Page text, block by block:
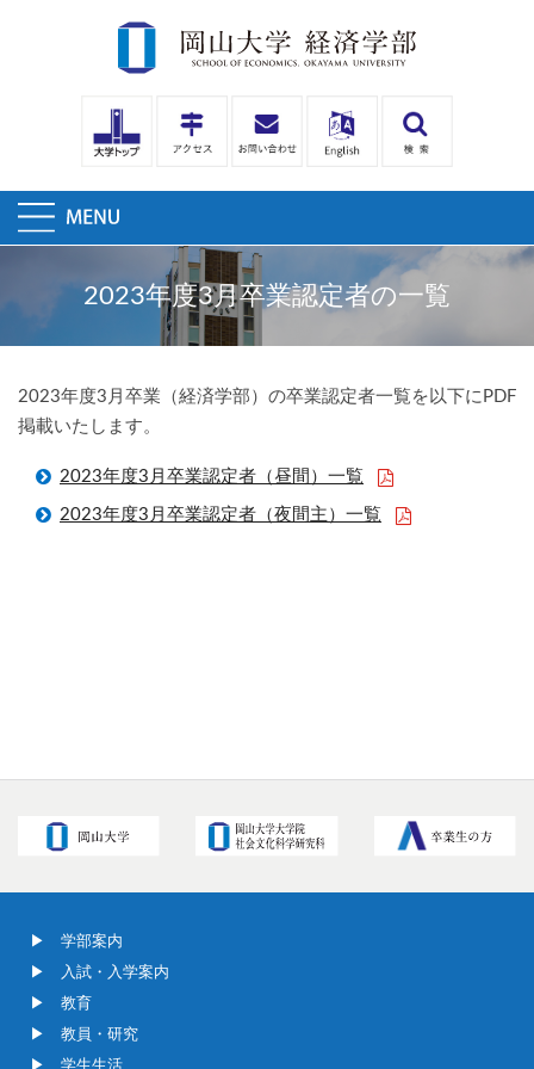
2023年度3月卒業認定者の一覧
2023年度3月卒業（経済学部）の卒業認定者一覧を以下にPDF
掲載いたします。
2023年度3月卒業認定者（昼間）一覧
2023年度3月卒業認定者（夜間主）一覧
学部案内
入試・入学案内
教育
教員・研究
学生生活